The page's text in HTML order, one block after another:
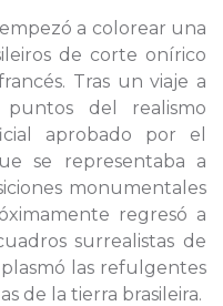
a colorear una
de corte onírico
Tras un viaje a
puntos del realismo
aprobado por el
se representaba a
monumentales
regresó a
surrealistas de
las refulgentes
de la tierra brasileira.